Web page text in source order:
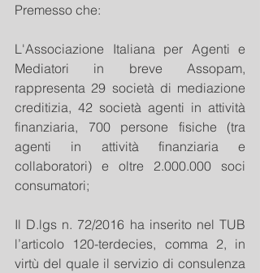
Premesso che:
L'Associazione Italiana per Agenti e
Mediatori in breve Assopam,
rappresenta 29 società di mediazione
creditizia, 42 società agenti in attività
finanziaria, 700 persone fisiche (tra
agenti in attività finanziaria e
collaboratori) e oltre 2.000.000 soci
consumatori;
Il D.lgs n. 72/2016 ha inserito nel TUB
l’articolo 120-terdecies, comma 2, in
virtù del quale il servizio di consulenza